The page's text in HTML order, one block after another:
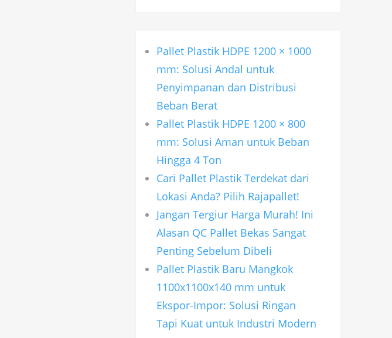
Pallet Plastik HDPE 1200 × 1000
mm: Solusi Andal untuk
Penyimpanan dan Distribusi
Beban Berat
Pallet Plastik HDPE 1200 × 800
mm: Solusi Aman untuk Beban
Hingga 4 Ton
Cari Pallet Plastik Terdekat dari
Lokasi Anda? Pilih Rajapallet!
Jangan Tergiur Harga Murah! Ini
Alasan QC Pallet Bekas Sangat
Penting Sebelum Dibeli
Pallet Plastik Baru Mangkok
1100x1100x140 mm untuk
Ekspor-Impor: Solusi Ringan
Tapi Kuat untuk Industri Modern